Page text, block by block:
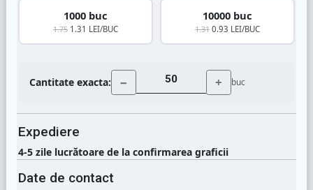
1000 buc
1.75 1.31 LEI/BUC
10000 buc
1.31 0.93 LEI/BUC
Cantitate exacta: − + buc
Expediere
4-5 zile lucrătoare de la confirmarea graficii
Date de contact